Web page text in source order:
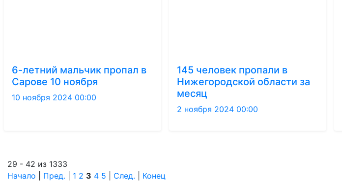
6-летний мальчик пропал в
Сарове 10 ноября
10 ноября 2024 00:00
145 человек пропали в
Нижегородской области за
месяц
2 ноября 2024 00:00
29 - 42 из 1333
Начало
Пред. 1 2 3 4 5 След. Конец